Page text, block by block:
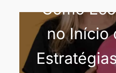
Como
no Início